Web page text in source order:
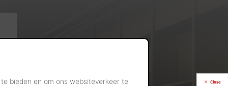
bieden en om ons websiteverkeer te
Close